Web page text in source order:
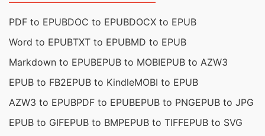
PDF to EPUBDOC to EPUBDOCX to EPUB
Word to EPUBTXT to EPUBMD to EPUB
Markdown to EPUBEPUB to MOBIEPUB to AZW3
EPUB to FB2EPUB to KindleMOBI to EPUB
AZW3 to EPUBPDF to EPUBEPUB to PNGEPUB to JPG
EPUB to GIFEPUB to BMPEPUB to TIFFEPUB to SVG